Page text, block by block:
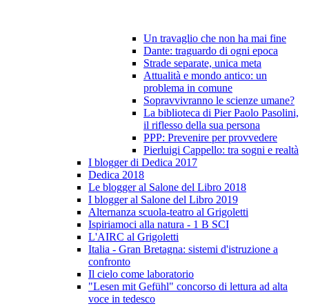
Un travaglio che non ha mai fine
Dante: traguardo di ogni epoca
Strade separate, unica meta
Attualità e mondo antico: un
problema in comune
Sopravvivranno le scienze umane?
La biblioteca di Pier Paolo Pasolini,
il riflesso della sua persona
PPP: Prevenire per provvedere
Pierluigi Cappello: tra sogni e realtà
I blogger di Dedica 2017
Dedica 2018
Le blogger al Salone del Libro 2018
I blogger al Salone del Libro 2019
Alternanza scuola-teatro al Grigoletti
Ispiriamoci alla natura - 1 B SCI
L'AIRC al Grigoletti
Italia - Gran Bretagna: sistemi d'istruzione a
confronto
Il cielo come laboratorio
"Lesen mit Gefühl" concorso di lettura ad alta
voce in tedesco